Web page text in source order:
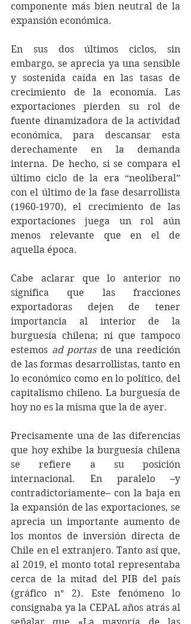
componente más bien neutral de la
expansión económica.
En sus dos últimos ciclos, sin
embargo, se aprecia ya una sensible
y sostenida caída en las tasas de
crecimiento de la economía. Las
exportaciones pierden su rol de
fuente dinamizadora de la actividad
económica, para descansar esta
derechamente en la demanda
interna. De hecho, si se compara el
último ciclo de la era “neoliberal”
con el último de la fase desarrollista
(1960-1970), el crecimiento de las
exportaciones juega un rol aún
menos relevante que en el de
aquella época.
Cabe aclarar que lo anterior no
significa que las fracciones
exportadoras dejen de tener
importancia al interior de la
burguesía chilena; ni que tampoco
estemos ad portas de una reedición
de las formas desarrollistas, tanto en
lo económico como en lo político, del
capitalismo chileno. La burguesía de
hoy no es la misma que la de ayer.
Precisamente una de las diferencias
que hoy exhibe la burguesía chilena
se refiere a su posición
internacional. En paralelo –y
contradictoriamente– con la baja en
la expansión de las exportaciones, se
aprecia un importante aumento de
los montos de inversión directa de
Chile en el extranjero. Tanto así que,
al 2019, el monto total representaba
cerca de la mitad del PIB del país
(gráfico n° 2). Este fenómeno lo
consignaba ya la CEPAL años atrás al